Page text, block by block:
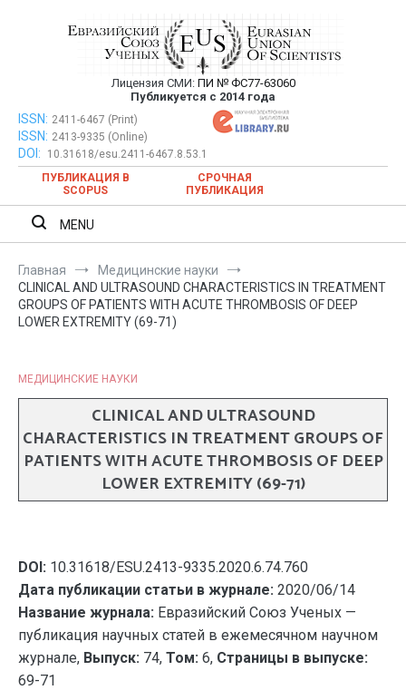
Евразийский Союз Ученых —
публикация научных статей в
ежемесячном научном журнале
Лицензия СМИ: ПИ № ФС77-63060
Публикуется с 2014 года
Евразийский Союз Ученых — публикация научных статей в
ежемесячном научном журнале
ISSN: 2411-6467 (Print)
ISSN: 2413-9335 (Online)
DOI:
10.31618/esu.2411-6467.8.53.1
ПУБЛИКАЦИЯ В
SCOPUS
СРОЧНАЯ
ПУБЛИКАЦИЯ
MENU
Главная
Медицинские науки
CLINICAL AND ULTRASOUND CHARACTERISTICS IN TREATMENT
GROUPS OF PATIENTS WITH ACUTE THROMBOSIS OF DEEP
LOWER EXTREMITY (69-71)
МЕДИЦИНСКИЕ НАУКИ
CLINICAL AND ULTRASOUND
CHARACTERISTICS IN TREATMENT GROUPS OF
PATIENTS WITH ACUTE THROMBOSIS OF DEEP
LOWER EXTREMITY (69-71)
DOI: 10.31618/ESU.2413-9335.2020.6.74.760
Дата публикации статьи в журнале: 2020/06/14
Название журнала: Евразийский Союз Ученых —
публикация научных статей в ежемесячном научном
журнале, Выпуск: 74, Том: 6, Страницы в выпуске:
69-71